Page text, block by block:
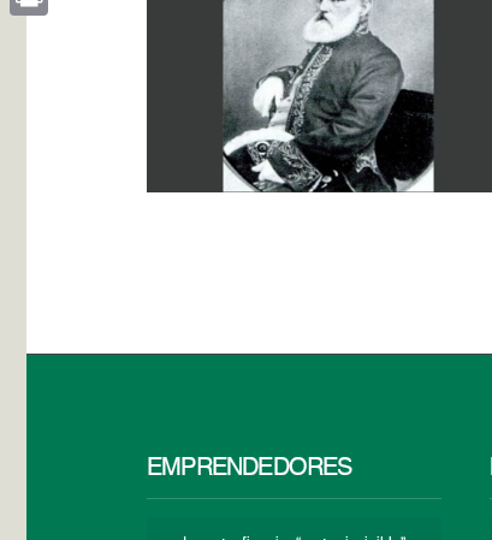
EMPRENDEDORES